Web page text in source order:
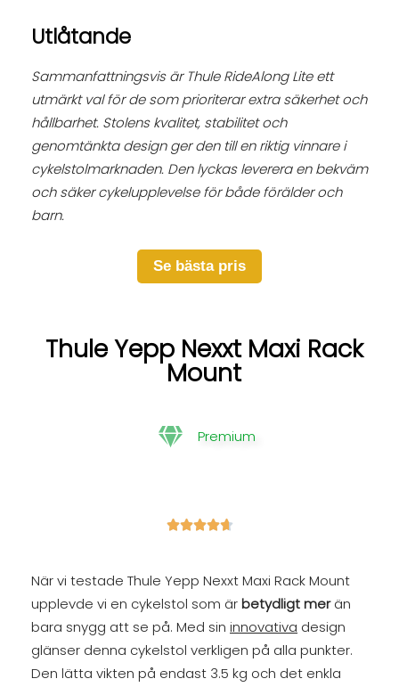
Utlåtande
Sammanfattningsvis är Thule RideAlong Lite ett
utmärkt val för de som prioriterar extra säkerhet och
hållbarhet. Stolens kvalitet, stabilitet och
genomtänkta design ger den till en riktig vinnare i
cykelstolmarknaden. Den lyckas leverera en bekväm
och säker cykelupplevelse för både förälder och
barn.
Se bästa pris
Thule Yepp Nexxt Maxi Rack
Mount
Premium

När vi testade Thule Yepp Nexxt Maxi Rack Mount
upplevde vi en cykelstol som ärbetydligt merän
bara snygg att se på. Med sin innovativa design
glänser denna cykelstol verkligen på alla punkter.
Den lätta vikten på endast 3.5 kg och det enkla